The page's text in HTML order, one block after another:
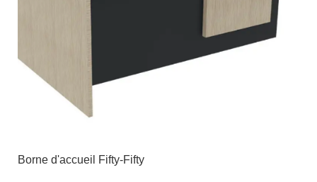
Borne d'accueil Fifty-Fifty